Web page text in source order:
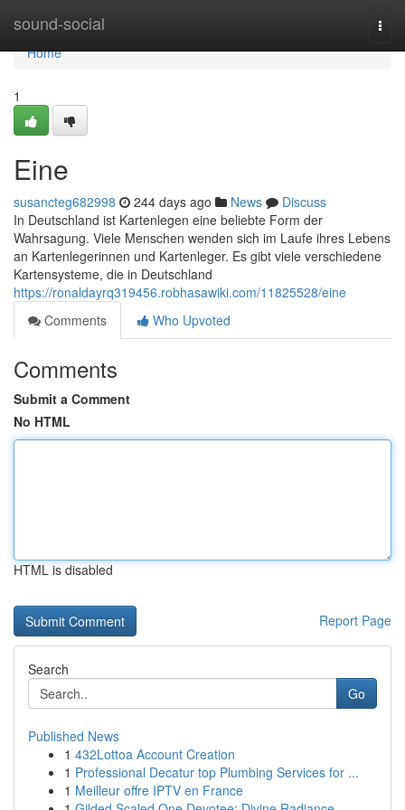
sound-social
Home
Home
1
Eine
susancteg682998 244 days ago News
Discuss
In Deutschland ist Kartenlegen eine beliebte Form der
Wahrsagung. Viele Menschen wenden sich im Laufe ihres Lebens
an Kartenlegerinnen und Kartenleger. Es gibt viele verschiedene
Kartensysteme, die in Deutschland
https://ronaldayrq319456.robhasawiki.com/11825528/eine
Comments
Who Upvoted
Comments
Submit a Comment
No HTML
HTML is disabled
Report Page
Search
Go
Published News
1 432Lottoa Account Creation
1 Professional Decatur top Plumbing Services for ...
1 Meilleur offre IPTV en France